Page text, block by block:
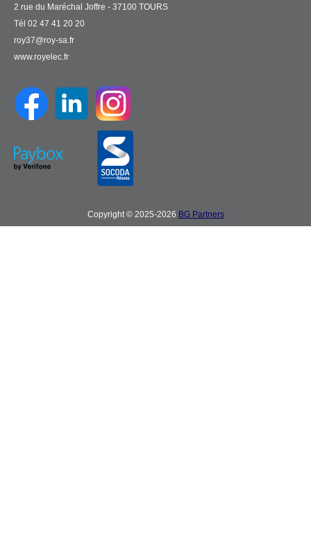
2 rue du Maréchal Joffre - 37100 TOURS
Tél 02 47 41 20 20
roy37@roy-sa.fr
www.royelec.fr
Copyright © 2025-2026 BG Partners